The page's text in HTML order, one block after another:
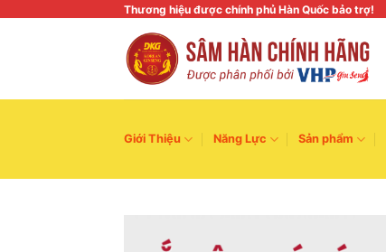
Thương hiệu được chính phủ Hàn Quốc bảo trợ!
Giới Thiệu Năng Lực Sản phẩm